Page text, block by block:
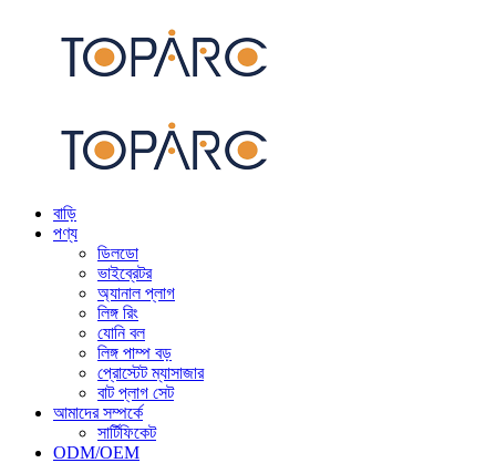
বাড়ি
পণ্য
ডিলডো
ভাইব্রেটর
অ্যানাল প্লাগ
লিঙ্গ রিং
যোনি বল
লিঙ্গ পাম্প বড়
প্রোস্টেট ম্যাসাজার
বাট প্লাগ সেট
আমাদের সম্পর্কে
সার্টিফিকেট
ODM/OEM